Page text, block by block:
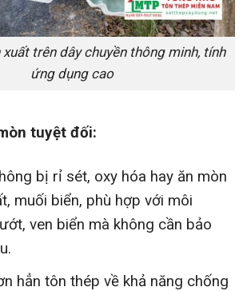
xuất trên dây chuyền thông minh, tính
ứng dụng cao
tuyệt đối:
bị rỉ sét, oxy hóa hay ăn mòn
muối biển, phù hợp với môi
ven biển mà không cần bảo
hẳn tôn thép về khả năng chống